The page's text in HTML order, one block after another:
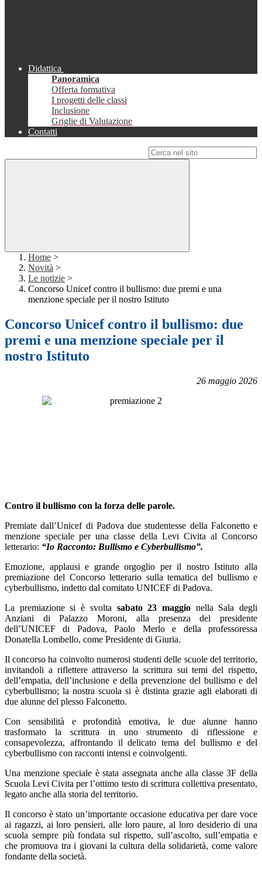
Didattica
Panoramica
Offerta formativa
I progetti delle classi
Inclusione
Griglie di Valutazione
Contatti
Home >
Novità >
Le notizie >
Concorso Unicef contro il bullismo: due premi e una
menzione speciale per il nostro Istituto
Concorso Unicef contro il bullismo: due
premi e una menzione speciale per il
nostro Istituto
26 maggio 2026
Contro il bullismo con la forza delle parole.
Premiate dall’Unicefdi Padova due studentesse della Falconetto e
menzione speciale per una classe della Levi Civita al Concorso
letterario: “Io Racconto: Bullismo e Cyberbullismo”.
Emozione, applausi e grande orgoglio per il nostro Istituto alla
premiazione del Concorso letterario sulla tematica del bullismo e
cyberbullismo, indetto dal comitato UNICEF di Padova.
La premiazione si è svolta sabato 23 maggio nella Sala degli
Anziani di Palazzo Moroni, alla presenza del presidente
dell’UNICEF di Padova, Paolo Merlo e della professoressa
Donatella Lombello, come Presidente di Giuria.
Il concorso ha coinvolto numerosi studenti delle scuole del territorio,
invitandoli a riflettere attraverso la scrittura sui temi del rispetto,
dell’empatia, dell’inclusione e della prevenzione del bullismo e del
cyberbullismo; la nostra scuola si è distinta grazie agli elaborati di
due alunne del plesso Falconetto.
Con sensibilità e profondità emotiva, le due alunne hanno
trasformato la scrittura in uno strumento di riflessione e
consapevolezza, affrontando il delicato tema del bullismo e del
cyberbullismo con racconti intensi e coinvolgenti.
Una menzione speciale è stata assegnata anche alla classe 3Fdella
Scuola Levi Civita per l’ottimo testo di scrittura collettiva presentato,
legato anche alla storia del territorio.
Il concorso è stato un’importante occasione educativa per dare voce
ai ragazzi, ai loro pensieri, alle loro paure, al loro desiderio di una
scuola sempre più fondata sul rispetto, sull’ascolto, sull’empatia e
che promuova tra i giovani la cultura della solidarietà, come valore
fondante della società.